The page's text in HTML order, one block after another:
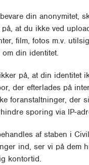
din anonymitet,
at du ikke ved
film, fotos m.v.
din identitet.
på, at din identitet
der efterlades på
foranstaltninger, der
sporing via IP-
af staben i
ind, ser vi på dem
kontortid.